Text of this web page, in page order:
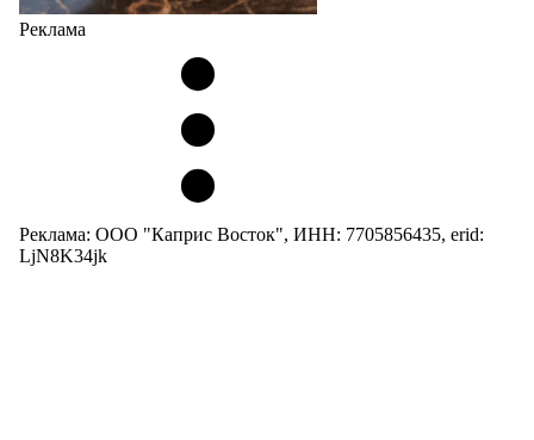
Реклама
Реклама: ООО "Каприс Восток", ИНН: 7705856435, erid:
LjN8K34jk